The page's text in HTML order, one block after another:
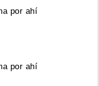
por ahí
por ahí